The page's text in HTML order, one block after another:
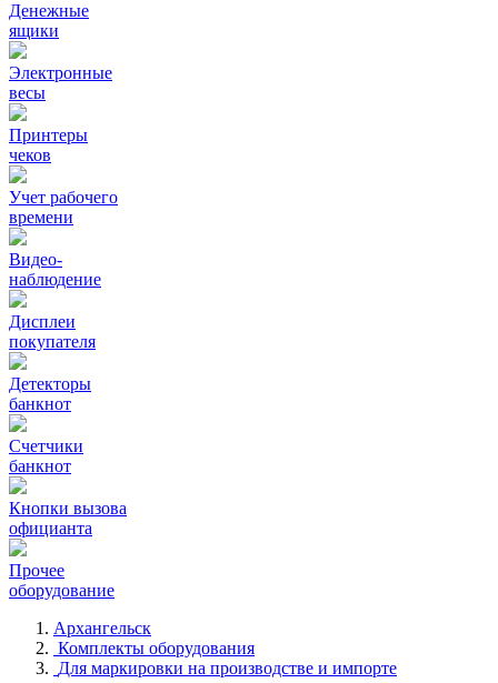
Денежные
ящики
Электронные
весы
Принтеры
чеков
Учет рабочего
времени
Видео‑
наблюдение
Дисплеи
покупателя
Детекторы
банкнот
Счетчики
банкнот
Кнопки вызова
официанта
Прочее
оборудование
Архангельск
Комплекты оборудования
Для маркировки на производстве и импорте